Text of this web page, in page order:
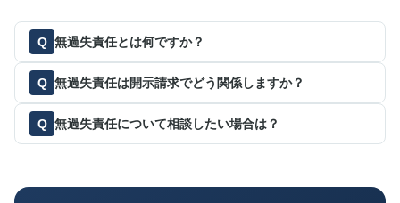
無過失責任とは何ですか？
無過失責任は開示請求でどう関係しますか？
無過失責任について相談したい場合は？